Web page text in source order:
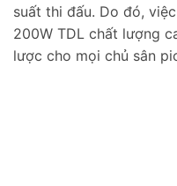
suất thi đấu. Do đó,
200W TDL chất lượng
lược cho mọi chủ sân